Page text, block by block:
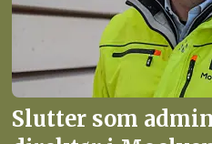
Slutter som